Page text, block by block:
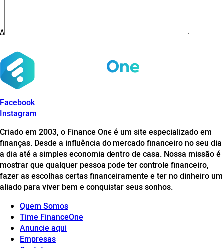
Δ
Facebook
Instagram
Criado em 2003, o Finance One é um site especializado em
finanças. Desde a influência do mercado financeiro no seu dia
a dia até a simples economia dentro de casa. Nossa missão é
mostrar que qualquer pessoa pode ter controle financeiro,
fazer as escolhas certas financeiramente e ter no dinheiro um
aliado para viver bem e conquistar seus sonhos.
Quem Somos
Time FinanceOne
Anuncie aqui
Empresas